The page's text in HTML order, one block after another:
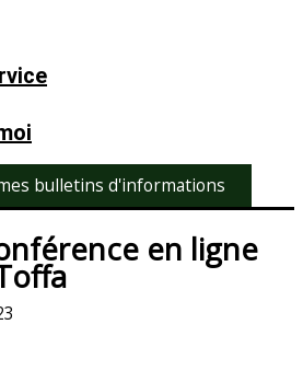
bulletins d'informations
en ligne